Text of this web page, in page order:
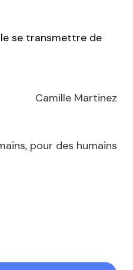
se transmettre de
Camille Martinez
pour des humains